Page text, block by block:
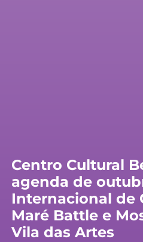
Centro Cultural
agenda de
Internacional de
Maré Battle e
Vila das Artes